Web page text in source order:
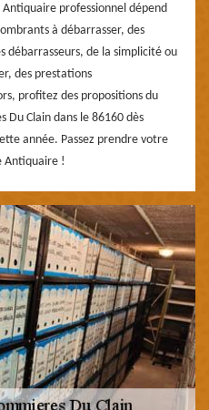
professionnel dépend
à débarrasser, des
débarrasseurs, de la simplicité ou
des prestations
profitez des propositions du
Du Clain dans le 86160 dès
année. Passez prendre votre
Antiquaire !